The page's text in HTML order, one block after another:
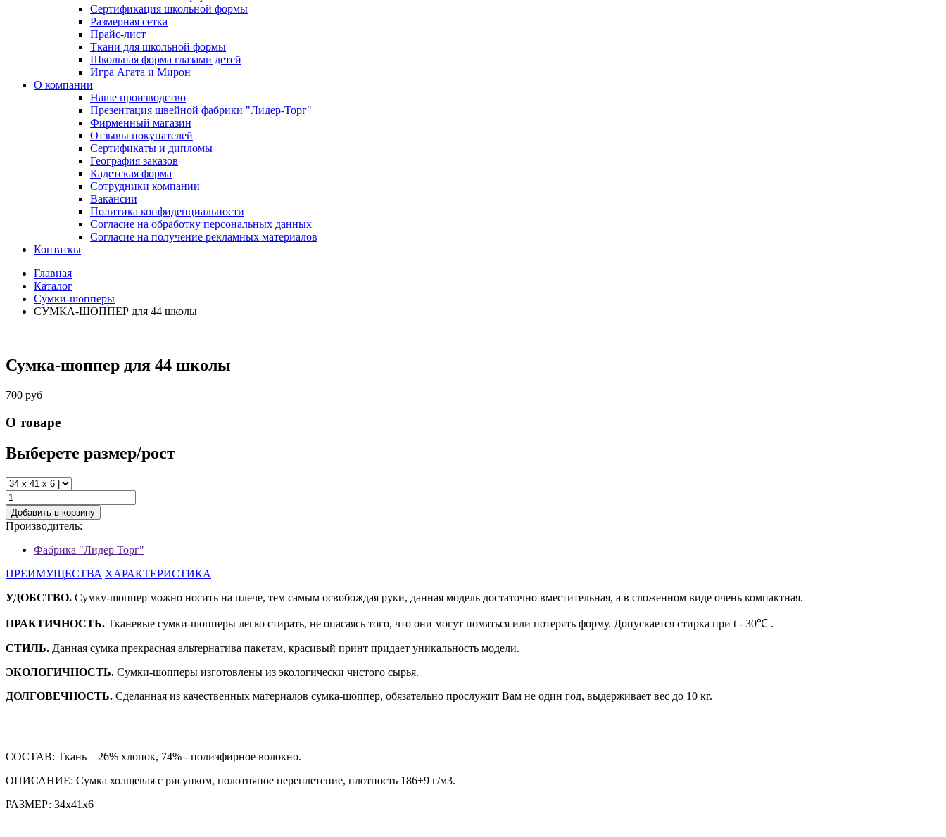
Сертификация школьной формы
Размерная сетка
Прайс-лист
Ткани для школьной формы
Школьная форма глазами детей
Игра Агата и Мирон
О компании
Наше производство
Презентация швейной фабрики "Лидер-Торг"
Фирменный магазин
Отзывы покупателей
Сертификаты и дипломы
География заказов
Кадетская форма
Сотрудники компании
Вакансии
Политика конфиденциальности
Согласие на обработку персональных данных
Согласие на получение рекламных материалов
Контаткы
Главная
Каталог
Сумки-шопперы
СУМКА-ШОППЕР для 44 школы
Сумка-шоппер для 44 школы
700 руб
О товаре
Выберете размер/рост
Добавить в корзину
Производитель:
Фабрика "Лидер Торг"
ПРЕИМУЩЕСТВА ХАРАКТЕРИСТИКА
УДОБСТВО. Сумку-шоппер можно носить на плече, тем самым освобождая руки, данная модель достаточно вместительная, а в сложенном виде очень компактная.
ПРАКТИЧНОСТЬ. Тканевые сумки-шопперы легко стирать, не опасаясь того, что они могут помяться или потерять форму. Допускается стирка при t - 30℃ .
СТИЛЬ. Данная сумка прекрасная альтернатива пакетам, красивый принт придает уникальность модели.
ЭКОЛОГИЧНОСТЬ. Сумки-шопперы изготовлены из экологически чистого сырья.
ДОЛГОВЕЧНОСТЬ. Сделанная из качественных материалов сумка-шоппер, обязательно прослужит Вам не один год, выдерживает вес до 10 кг.
СОСТАВ: Ткань – 26% хлопок, 74% - полиэфирное волокно.
ОПИСАНИЕ: Сумка холщевая с рисунком, полотняное переплетение, плотность 186±9 г/м3.
РАЗМЕР: 34х41х6